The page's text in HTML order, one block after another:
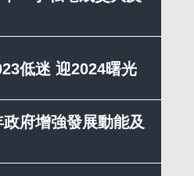
低迷 迎2024曙光
府增強發展動能及